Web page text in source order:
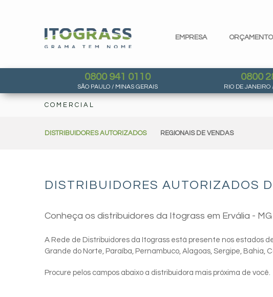
EMPRESA ORÇAMENTO
0800 941 0110
SÃO PAULO / MINAS GERAIS
0800
RIO DE JANEIRO
COMERCIAL
DISTRIBUIDORES AUTORIZADOS REGIONAIS DE VENDAS
DISTRIBUIDORES AUTORIZADOS
Conheça os distribuidores da Itograss em Ervália - MG
A Rede de Distribuidores da Itograss está presente nos estados
Grande do Norte, Paraíba, Pernambuco, Alagoas, Sergipe, Bahia,
Procure pelos campos abaixo a distribuidora mais próxima de você.